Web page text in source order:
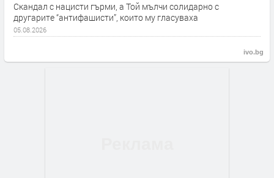
Скандал с нацисти гърми, а Той мълчи солидарно с
другарите “антифашисти”, които му гласуваха
05.08.2026
ivo.bg